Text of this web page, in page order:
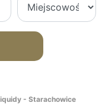
- Starachowice